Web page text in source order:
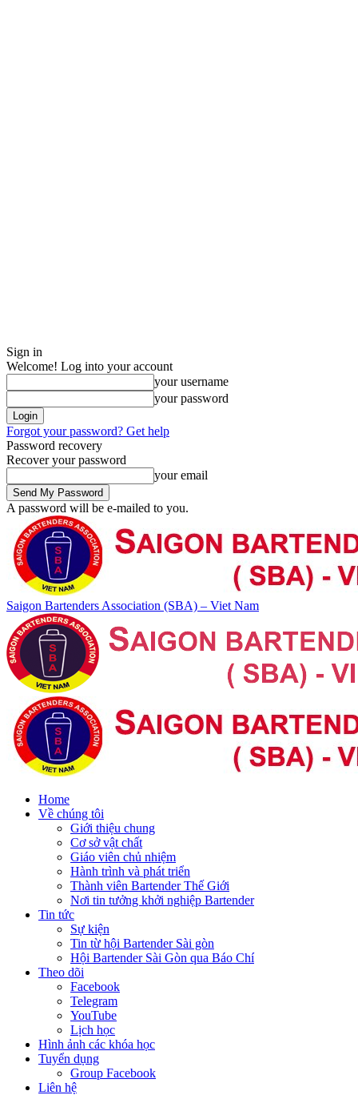
Sign in
Welcome! Log into your account
your username
your password
Forgot your password? Get help
Password recovery
Recover your password
your email
A password will be e-mailed to you.
Saigon Bartenders Association (SBA) – Viet Nam
Home
Về chúng tôi
Giới thiệu chung
Cơ sở vật chất
Giáo viên chủ nhiệm
Hành trình và phát triển
Thành viên Bartender Thế Giới
Nơi tin tưởng khởi nghiệp Bartender
Tin tức
Sự kiện
Tin từ hội Bartender Sài gòn
Hội Bartender Sài Gòn qua Báo Chí
Theo dõi
Facebook
Telegram
YouTube
Lịch học
Hình ảnh các khóa học
Tuyển dụng
Group Facebook
Liên hệ